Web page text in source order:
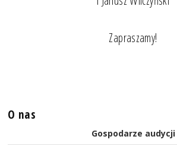
Zapraszamy!
O nas
Gospodarze audycji